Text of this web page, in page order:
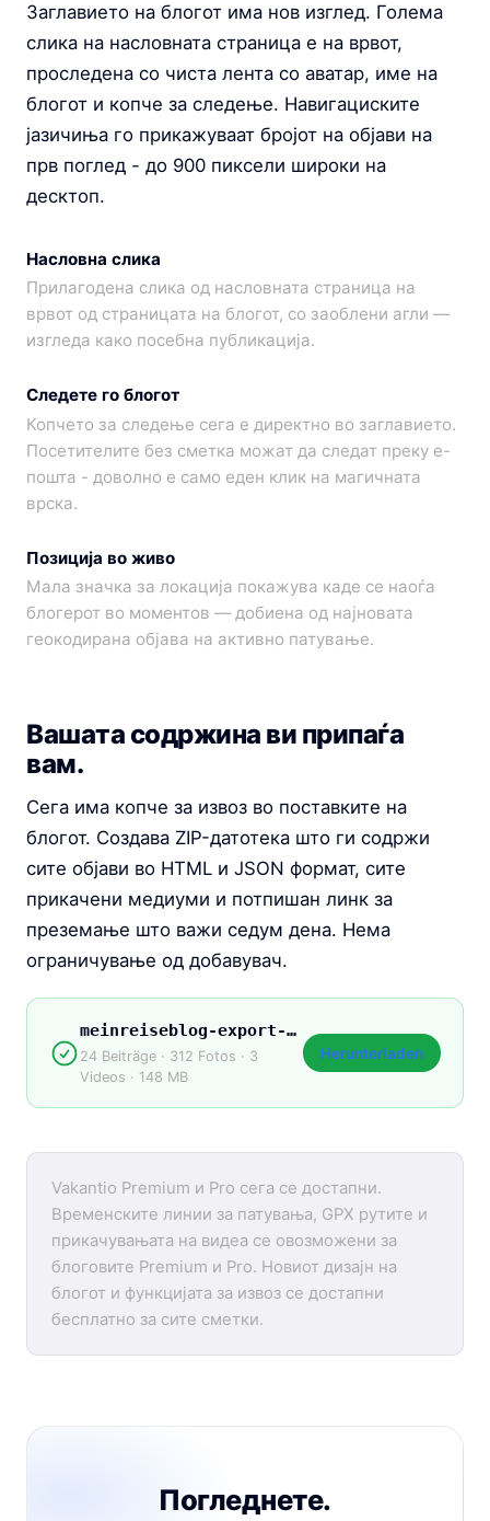
Заглавието на блогот има нов изглед. Голема
слика на насловната страница е на врвот,
проследена со чиста лента со аватар, име на
блогот и копче за следење. Навигациските
јазичиња го прикажуваат бројот на објави на
прв поглед - до 900 пиксели широки на
десктоп.
Насловна слика
Прилагодена слика од насловната страница на
врвот од страницата на блогот, со заоблени агли —
изгледа како посебна публикација.
Следете го блогот
Копчето за следење сега е директно во заглавието.
Посетителите без сметка можат да следат преку е-
пошта - доволно е само еден клик на магичната
врска.
Позиција во живо
Мала значка за локација покажува каде се наоѓа
блогерот во моментов — добиена од најновата
геокодирана објава на активно патување.
Вашата содржина ви припаѓа
вам.
Сега има копче за извоз во поставките на
блогот. Создава ZIP-датотека што ги содржи
сите објави во HTML и JSON формат, сите
прикачени медиуми и потпишан линк за
преземање што важи седум дена. Нема
ограничување од добавувач.
meinreiseblog-export-2026.zip
24 Beiträge · 312 Fotos · 3
Videos · 148 MB
Herunterladen
Vakantio Premium и Pro сега се достапни.
Временските линии за патувања, GPX рутите и
прикачувањата на видеа се овозможени за
блоговите Premium и Pro. Новиот дизајн на
блогот и функцијата за извоз се достапни
бесплатно за сите сметки.
Погледнете.